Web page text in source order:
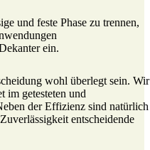
und feste Phase zu trennen,
ein.
wohl überlegt sein. Wir
im getesteten und
der Effizienz sind natürlich
entscheidende